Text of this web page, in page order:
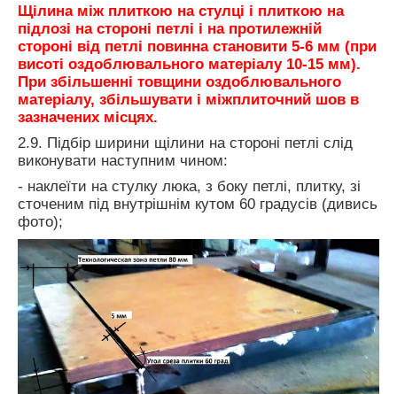
Щілина між плиткою на стулці і плиткою на
підлозі на стороні петлі і на протилежній
стороні від петлі повинна становити 5-6 мм (при
висоті оздоблювального матеріалу 10-15 мм).
При збільшенні товщини оздоблювального
матеріалу, збільшувати і міжплиточний шов в
зазначених місцях.
2.9. Підбір ширини щілини на стороні петлі слід
виконувати наступним чином:
- наклеїти на стулку люка, з боку петлі, плитку, зі
сточеним під внутрішнім кутом 60 градусів (дивись
фото);